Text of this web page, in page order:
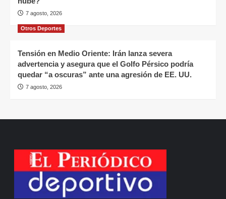
7 agosto, 2026
Otros Deportes
Tensión en Medio Oriente: Irán lanza severa
advertencia y asegura que el Golfo Pérsico podría
quedar “a oscuras” ante una agresión de EE. UU.
7 agosto, 2026